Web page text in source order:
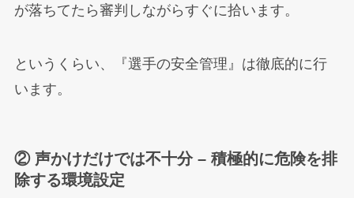
が落ちてたら審判しながらすぐに拾います。
というくらい、『選手の安全管理』は徹底的に行
います。
② 声かけだけでは不十分 – 積極的に危険を排
除する環境設定